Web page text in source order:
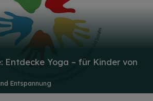
Entdecke Yoga – für Kinder von
Entspannung